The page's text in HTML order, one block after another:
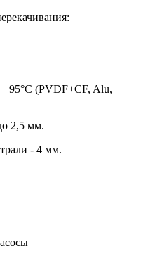
+95°C (PVDF+CF, Alu,
2,5 мм.
- 4 мм.